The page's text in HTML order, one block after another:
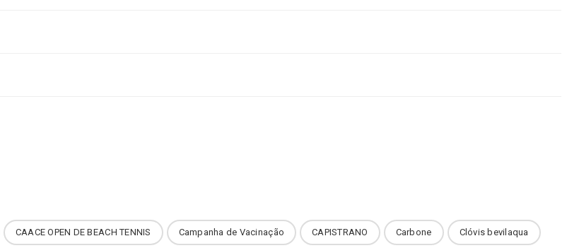
CAACE OPEN DE BEACH TENNIS Campanha de Vacinação CAPISTRANO Carbone Clóvis bevilaqua